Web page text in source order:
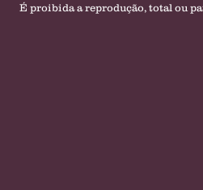
É proibida a reprodução, total ou